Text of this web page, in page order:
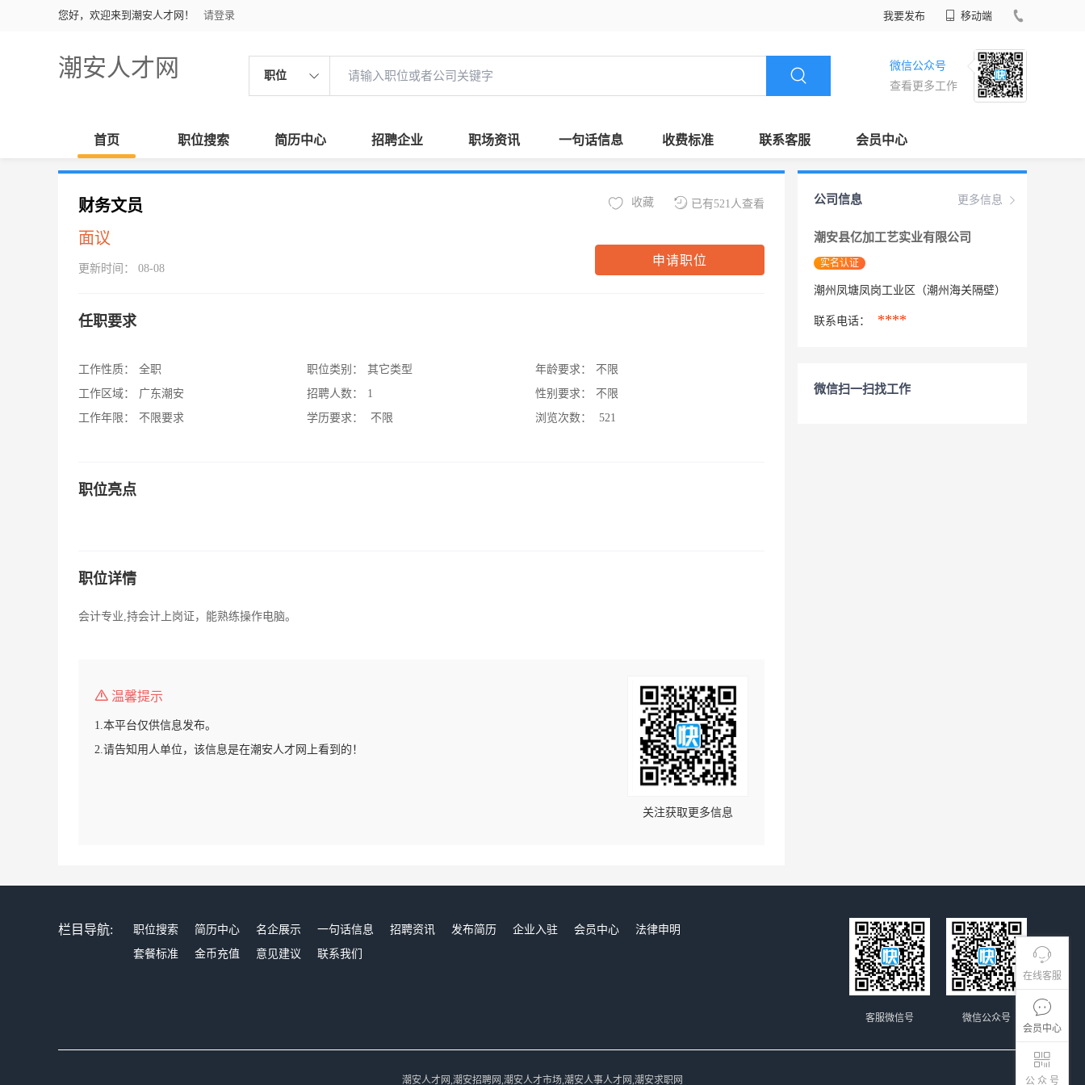
您好，欢迎来到潮安人才网！ 请登录 我要发布 移动端
潮安人才网 职位
微信公众号
查看更多工作
首页 职位搜索 简历中心 招聘企业 职场资讯 一句话信息 收费标准 联系客服 会员中心
在线客服
会员中心
公 众 号
财务文员
面议
更新时间： 08-08
已有521人查看
收藏
申请职位
任职要求
工作性质：
全职
工作区域：
广东潮安
工作年限：
不限要求
职位类别：
其它类型
招聘人数：
1
学历要求：
不限
年龄要求：
不限
性别要求：
不限
浏览次数：
521
职位亮点
职位详情
会计专业,持会计上岗证，能熟练操作电脑。
温馨提示
1.本平台仅供信息发布。
2.请告知用人单位，该信息是在潮安人才网上看到的！
关注获取更多信息
更多信息
公司信息
潮安县亿加工艺实业有限公司
实名认证
潮州凤塘凤岗工业区（潮州海关隔壁）
联系电话： ****
微信扫一扫找工作
栏目导航: 职位搜索 简历中心 名企展示 一句话信息 招聘资讯 发布简历 企业入驻 会员中心
法律申明
套餐标准
金币充值 意见建议 联系我们
微信公众号
客服微信号
潮安人才网,潮安招聘网,潮安人才市场,潮安人事人才网,潮安求职网